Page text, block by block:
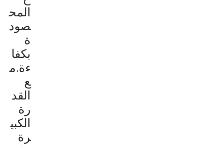
المح
صود
ة
بكفا
ءة.م
ع
القد
رة
الكبي
رة